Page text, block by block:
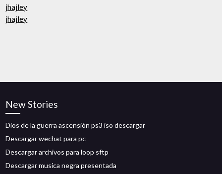
jhajley
jhajley
New Stories
Dios de la guerra ascensión ps3 iso descargar
Descargar wechat para pc
Descargar archivos para loop sftp
Descargar musica negra presentada